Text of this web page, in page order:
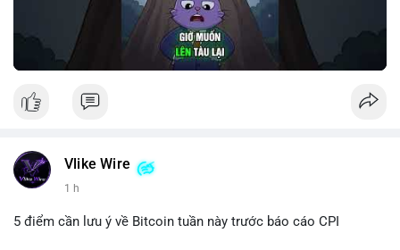
Vlike Wire
1 h
5 điểm cần lưu ý về Bitcoin tuần này trước báo cáo CPI